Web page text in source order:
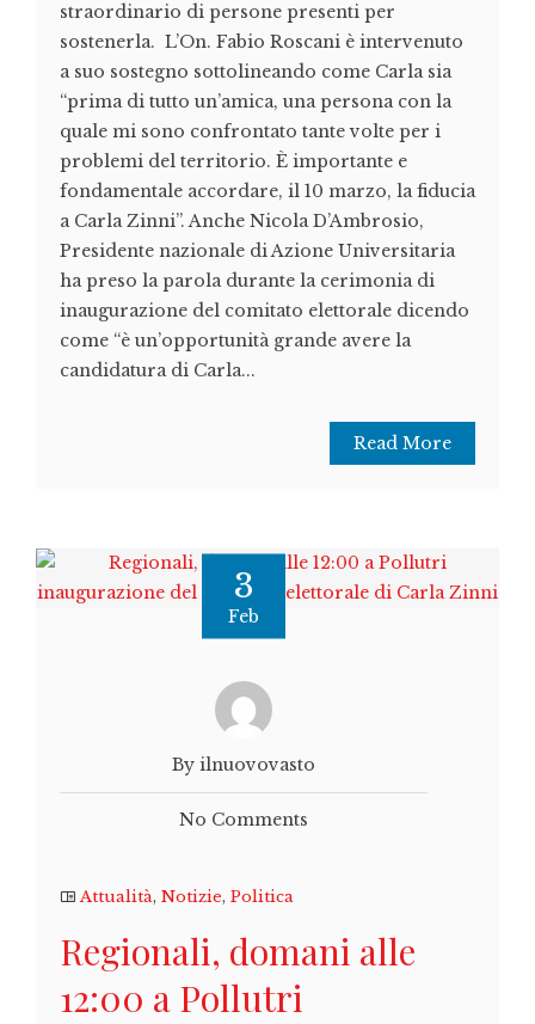
straordinario di persone presenti per
sostenerla. L’On. Fabio Roscani è intervenuto
a suo sostegno sottolineando come Carla sia
“prima di tutto un’amica, una persona con la
quale mi sono confrontato tante volte per i
problemi del territorio. È importante e
fondamentale accordare, il 10 marzo, la fiducia
a Carla Zinni”. Anche Nicola D’Ambrosio,
Presidente nazionale di Azione Universitaria
ha preso la parola durante la cerimonia di
inaugurazione del comitato elettorale dicendo
come “è un’opportunità grande avere la
candidatura di Carla...
Read More
3
Feb
By ilnuovovasto
No Comments
Attualità, Notizie, Politica
Regionali, domani alle
12:00 a Pollutri